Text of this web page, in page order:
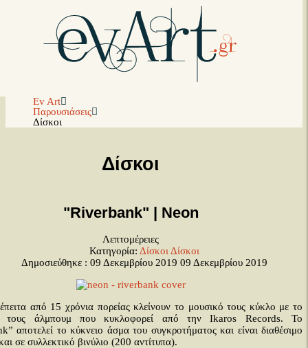
Ev Art
Παρουσιάσεις
Δίσκοι
Δίσκοι
"Riverbank" | Neon
Λεπτομέρειες
Κατηγορία: Δίσκοι Δίσκοι
Δημοσιεύθηκε : 09 Δεκεμβρίου 2019 09 Δεκεμβρίου 2019
από 15 χρόνια πορείας κλείνουν το μουσικό τους κύκλο με το
τους άλμπουμ που κυκλοφορεί από την Ikaros Records. To
αποτελεί το κύκνειο άσμα του συγκροτήματος και είναι διαθέσιμο
σε συλλεκτικό βινύλιο (200 αντίτυπα).